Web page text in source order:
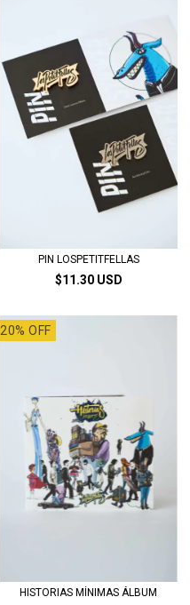
PIN LOSPETITFELLAS
$11.30 USD
20% OFF
HISTORIAS MÍNIMAS ÁLBUM